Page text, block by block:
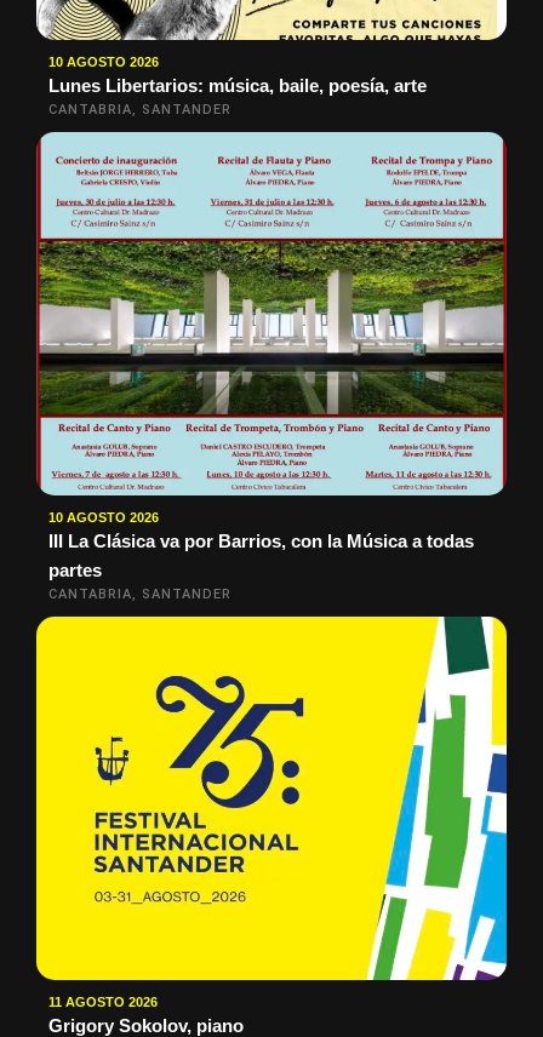
10 AGOSTO 2026
Lunes Libertarios: música, baile, poesía, arte
CANTABRIA, SANTANDER
10 AGOSTO 2026
III La Clásica va por Barrios, con la Música a todas
partes
CANTABRIA, SANTANDER
11 AGOSTO 2026
Grigory Sokolov, piano